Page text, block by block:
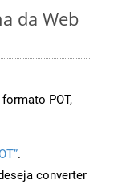
da Web
POT,
.
converter